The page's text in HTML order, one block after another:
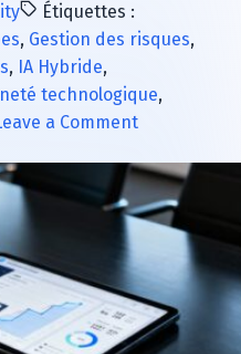
Étiquettes :
, Gestion des risques,
, IA Hybride,
technologique,
a Commenton
Souveraine
:
BYO
LLM
et
RAG,
la